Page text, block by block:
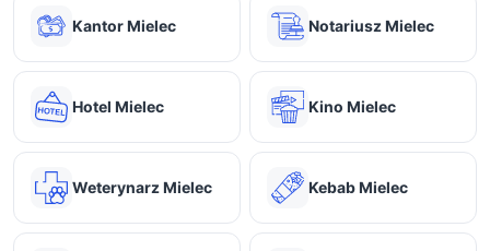
Kantor Mielec Notariusz Mielec
Hotel Mielec Kino Mielec
Weterynarz Mielec Kebab Mielec